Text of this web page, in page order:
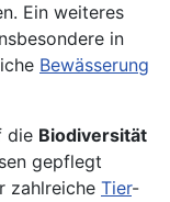
Ein weiteres
in
Bewässerung
die Biodiversität
gepflegt
zahlreiche Tier-